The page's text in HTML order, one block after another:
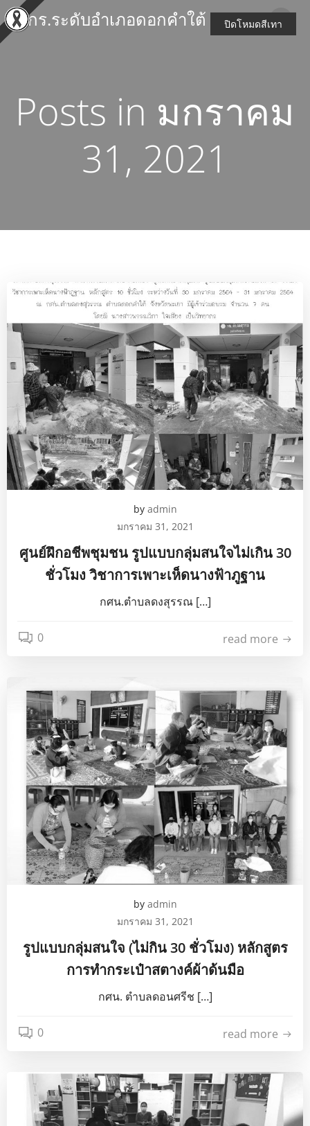
to
สกร.ระดับอำเภอดอกคำใต้
Posts in มกราคม
31, 2021
by admin
มกราคม 31, 2021
ศูนย์ฝึกอชีพชุมชน รูปแบบกลุ่มสนใจไม่เกิน 30
ชั่วโมง วิชาการเพาะเห็ดนางฟ้าภูฐาน
กศน.ตำบลดงสุรรณ […]
0 read more
by admin
มกราคม 31, 2021
รูปแบบกลุ่มสนใจ (ไม่กิน 30 ชั่วโมง) หลักสูตร
การทำกระเป๋าสตางค์ผ้าด้นมือ
กศน. ตำบลดอนศรีช […]
0 read more
ปิดโหมดสีเทา